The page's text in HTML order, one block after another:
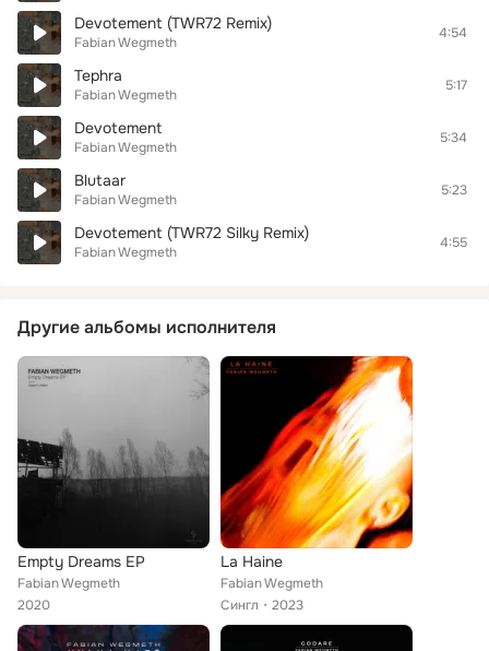
Devotement (TWR72 Remix)
Fabian Wegmeth
4:54
Tephra
Fabian Wegmeth
5:17
Devotement
Fabian Wegmeth
5:34
Blutaar
Fabian Wegmeth
5:23
Devotement (TWR72 Silky Remix)
Fabian Wegmeth
4:55
Другие альбомы исполнителя
Empty Dreams EP
Fabian Wegmeth
2020
La Haine
Fabian Wegmeth
Сингл
2023